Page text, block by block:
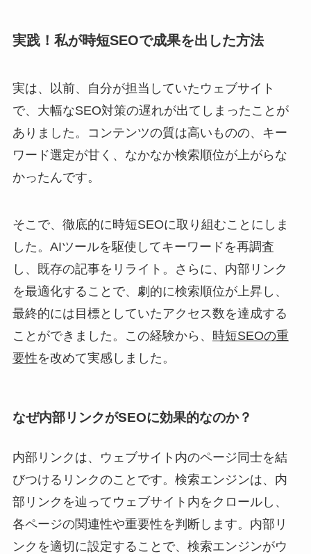
実践！私が時短SEOで成果を出した方法
実は、以前、自分が担当していたウェブサイト
で、大幅なSEO対策の遅れが出てしまったことが
ありました。コンテンツの質は高いものの、キー
ワード選定が甘く、なかなか検索順位が上がらな
かったんです。
そこで、徹底的に時短SEOに取り組むことにしま
した。AIツールを駆使してキーワードを再調査
し、既存の記事をリライト。さらに、内部リンク
を最適化することで、劇的に検索順位が上昇し、
最終的には目標としていたアクセス数を達成する
ことができました。この経験から、 時短SEOの重
要性を改めて実感しました。
なぜ内部リンクがSEOに効果的なのか？
内部リンクは、ウェブサイト内のページ同士を結
びつけるリンクのことです。検索エンジンは、内
部リンクを辿ってウェブサイト内をクロールし、
各ページの関連性や重要性を判断します。内部リ
ンクを適切に設定することで、検索エンジンがウ